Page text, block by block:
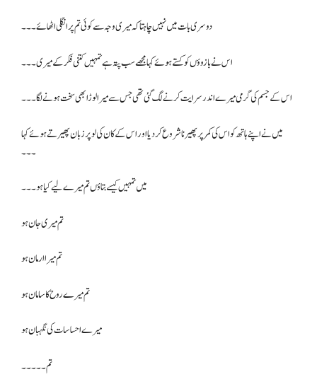
دوسری بات میں نہیں چاہتا کہ میری وجہ سے کوئی تم پر انگلی اٹھائے۔۔۔
اس نے بازوؤں کو کستے ہوئے کہا مجھے سب پتہ ہے تمہیں کتنی فکر کے میری۔۔۔
اس کے جسم کی گرمی میرے اندر سرایت کرنے لگ گئی تھی جس سے میرا لوڑا بھی سخت ہونے لگا۔۔۔
میں نے اپنے ہاتھ کو اس کی کمر پر پھیرنا شروع کر دیا اور اس کے کان کی لو پر زبان پھیرتے ہوئے کہا
۔۔۔
میں تمہیں کیسے بتاؤں تم میرے لیے کیا ہو ۔۔۔
تم میری جان ہو
تم میرا ارمان ہو
تم میرے روح کا سامان ہو
میرے احساسات کی نگہبان ہو
تم۔۔۔۔۔